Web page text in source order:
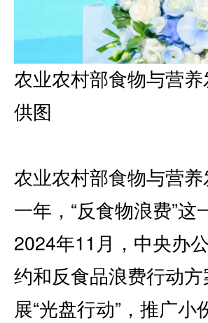
农业农村部食物与营
供图
农业农村部食物与营
一年，“反食物浪费”
2024年11月，中央办
约和反食品浪费行动
展“光盘行动”，推广